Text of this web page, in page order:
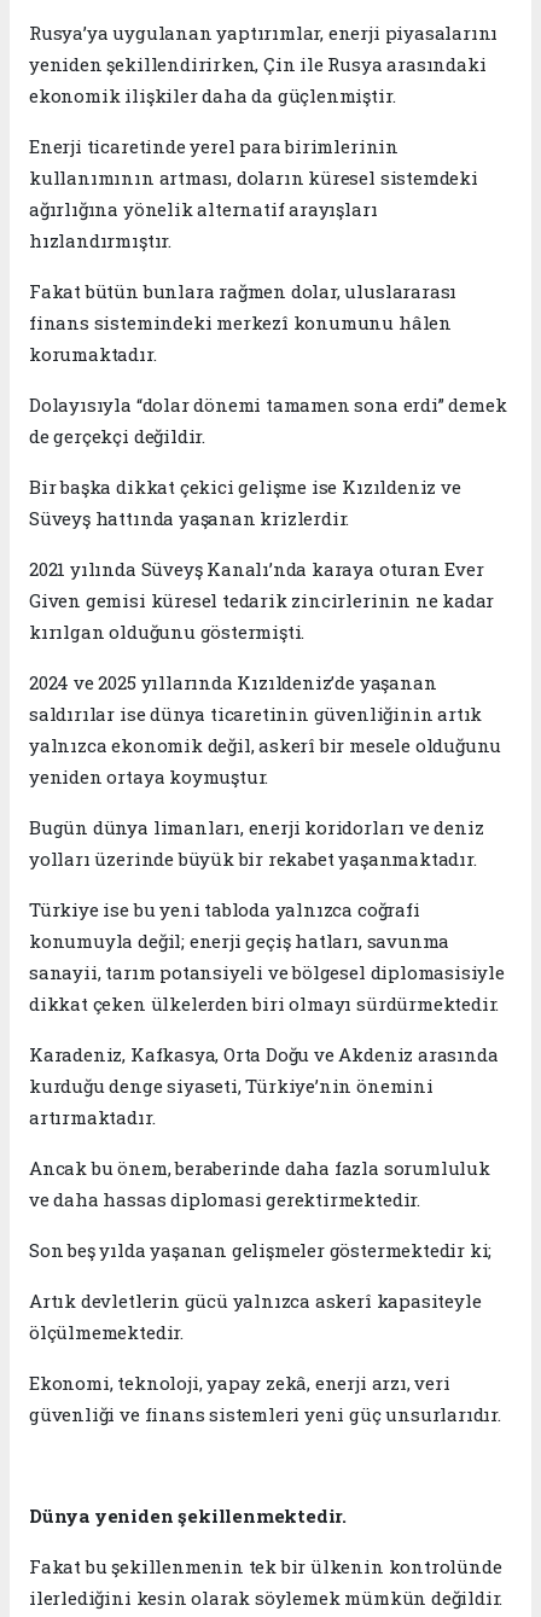
Rusya’ya uygulanan yaptırımlar, enerji piyasalarını
yeniden şekillendirirken, Çin ile Rusya arasındaki
ekonomik ilişkiler daha da güçlenmiştir.
Enerji ticaretinde yerel para birimlerinin
kullanımının artması, doların küresel sistemdeki
ağırlığına yönelik alternatif arayışları
hızlandırmıştır.
Fakat bütün bunlara rağmen dolar, uluslararası
finans sistemindeki merkezî konumunu hâlen
korumaktadır.
Dolayısıyla “dolar dönemi tamamen sona erdi” demek
de gerçekçi değildir.
Bir başka dikkat çekici gelişme ise Kızıldeniz ve
Süveyş hattında yaşanan krizlerdir.
2021 yılında Süveyş Kanalı’nda karaya oturan Ever
Given gemisi küresel tedarik zincirlerinin ne kadar
kırılgan olduğunu göstermişti.
2024 ve 2025 yıllarında Kızıldeniz’de yaşanan
saldırılar ise dünya ticaretinin güvenliğinin artık
yalnızca ekonomik değil, askerî bir mesele olduğunu
yeniden ortaya koymuştur.
Bugün dünya limanları, enerji koridorları ve deniz
yolları üzerinde büyük bir rekabet yaşanmaktadır.
Türkiye ise bu yeni tabloda yalnızca coğrafi
konumuyla değil; enerji geçiş hatları, savunma
sanayii, tarım potansiyeli ve bölgesel diplomasisiyle
dikkat çeken ülkelerden biri olmayı sürdürmektedir.
Karadeniz, Kafkasya, Orta Doğu ve Akdeniz arasında
kurduğu denge siyaseti, Türkiye’nin önemini
artırmaktadır.
Ancak bu önem, beraberinde daha fazla sorumluluk
ve daha hassas diplomasi gerektirmektedir.
Son beş yılda yaşanan gelişmeler göstermektedir ki;
Artık devletlerin gücü yalnızca askerî kapasiteyle
ölçülmemektedir.
Ekonomi, teknoloji, yapay zekâ, enerji arzı, veri
güvenliği ve finans sistemleri yeni güç unsurlarıdır.
Dünya yeniden şekillenmektedir.
Fakat bu şekillenmenin tek bir ülkenin kontrolünde
ilerlediğini kesin olarak söylemek mümkün değildir.